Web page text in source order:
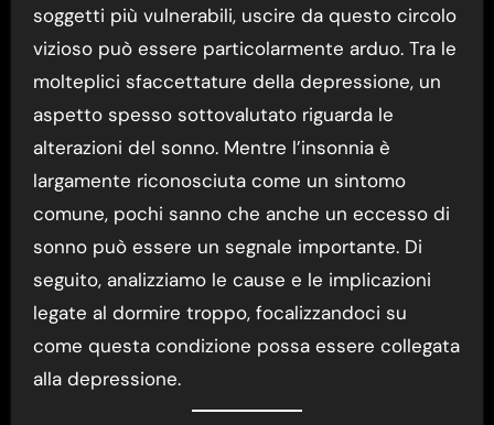
soggetti più vulnerabili, uscire da questo circolo
vizioso può essere particolarmente arduo. Tra le
molteplici sfaccettature della depressione, un
aspetto spesso sottovalutato riguarda le
alterazioni del sonno. Mentre l’insonnia è
largamente riconosciuta come un sintomo
comune, pochi sanno che anche un eccesso di
sonno può essere un segnale importante. Di
seguito, analizziamo le cause e le implicazioni
legate al dormire troppo, focalizzandoci su
come questa condizione possa essere collegata
alla depressione.